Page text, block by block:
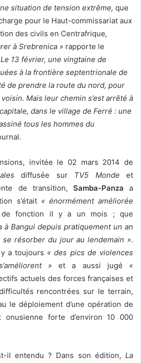
situation de tension extrême, que
pour le Haut-commissariat aux
des civils en Centrafrique,
à Srebrenica » rapporte le
Le 13 février, une vingtaine de
à la frontière septentrionale de
de prendre la route du nord, pour
Mais leur chemin s’est arrêté à
dans le village de Ferré : une
tous les hommes du
invitée le 02 mars 2014 de
diffusée sur TV5 Monde et
de transition, Samba-Panza a
s’était « énormément améliorée
de fonction il y a un mois ; que
à Bangui depuis pratiquement un an
résorber du jour au lendemain ».
a toujours « des pics de violences
»et a aussi jugé «
actuels des forces françaises et
rencontrées sur le terrain,
le déploiement d’une opération de
forte d’environ 10 000
il entendu ? Dans son édition, La